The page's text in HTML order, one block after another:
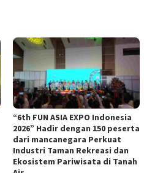
“6th FUN ASIA EXPO Indonesia
2026” Hadir dengan 150 peserta
dari mancanegara Perkuat
Industri Taman Rekreasi dan
Ekosistem Pariwisata di Tanah